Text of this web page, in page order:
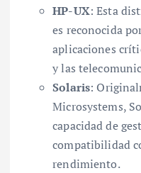
HP-UX: Esta
es reconocida
aplicaciones
y las
Solaris:
Microsystems,
capacidad de
compatibilidad
rendimiento.